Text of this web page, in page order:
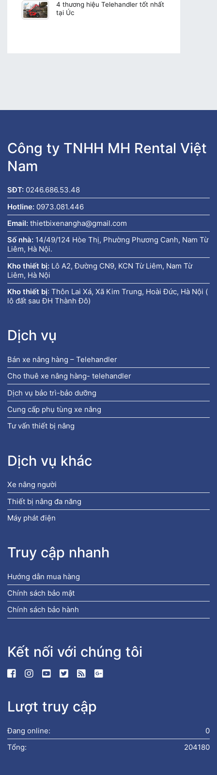
4 thương hiệu Telehandler tốt nhất
tại Úc
Công ty TNHH MH Rental Việt
Nam
SĐT: 0246.686.53.48
Hotline: 0973.081.446
Email: thietbixenangha@gmail.com
Số nhà: 14/49/124 Hòe Thị, Phường Phương Canh, Nam Từ
Liêm, Hà Nội.
Kho thiết bị: Lô A2, Đường CN9, KCN Từ Liêm, Nam Từ
Liêm, Hà Nội
Kho thiết bị: Thôn Lai Xá, Xã Kim Trung, Hoài Đức, Hà Nội (
lô đất sau ĐH Thành Đô)
Dịch vụ
Bán xe nâng hàng – Telehandler
Cho thuê xe nâng hàng- telehandler
Dịch vụ bảo trì-bảo dưỡng
Cung cấp phụ tùng xe nâng
Tư vấn thiết bị nâng
Dịch vụ khác
Xe nâng người
Thiết bị nâng đa năng
Máy phát điện
Truy cập nhanh
Hướng dẫn mua hàng
Chính sách bảo mật
Chính sách bảo hành
Kết nối với chúng tôi
Lượt truy cập
0
Đang online:
204180
Tổng: